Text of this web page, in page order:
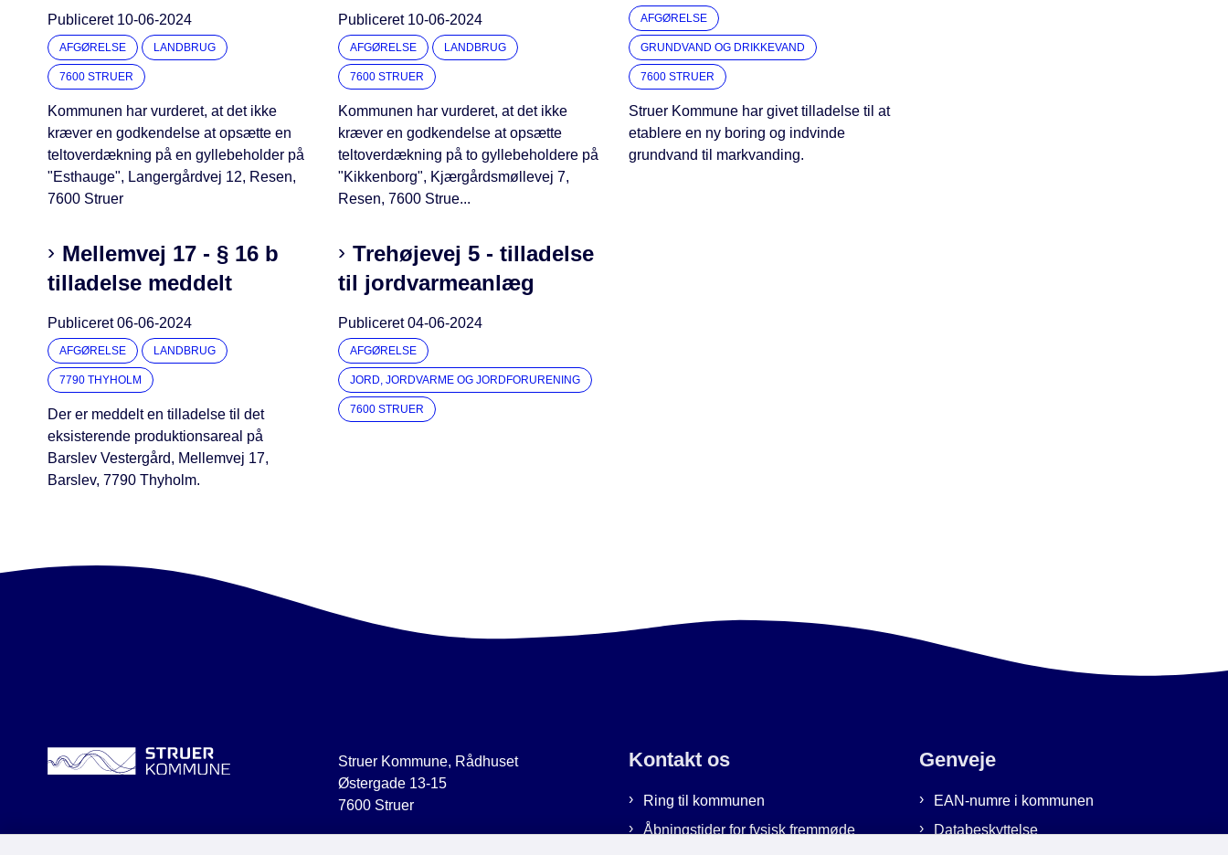
Publiceret 10-06-2024
AFGØRELSE LANDBRUG
7600 STRUER
Kommunen har vurderet, at det ikke
kræver en godkendelse at opsætte en
teltoverdækning på en gyllebeholder på
"Esthauge", Langergårdvej 12, Resen,
7600 Struer
Publiceret 10-06-2024
AFGØRELSE LANDBRUG
7600 STRUER
Kommunen har vurderet, at det ikke
kræver en godkendelse at opsætte
teltoverdækning på to gyllebeholdere på
"Kikkenborg", Kjærgårdsmøllevej 7,
Resen, 7600 Strue...
AFGØRELSE
GRUNDVAND OG DRIKKEVAND
7600 STRUER
Struer Kommune har givet tilladelse til at
etablere en ny boring og indvinde
grundvand til markvanding.
Mellemvej 17 - § 16 b
tilladelse meddelt
Publiceret06-06-2024
AFGØRELSE LANDBRUG
7790 THYHOLM
Der er meddelt en tilladelse til det
eksisterende produktionsareal på
Barslev Vestergård, Mellemvej 17,
Barslev, 7790 Thyholm.
Trehøjevej 5 - tilladelse
til jordvarmeanlæg
Publiceret04-06-2024
AFGØRELSE
JORD, JORDVARME OG JORDFORURENING
7600 STRUER
Struer Kommune, Rådhuset
Østergade 13-15
7600 Struer
Kontakt os
Ring til kommunen
Åbningstider for fysisk fremmøde
Genveje
EAN-numre i kommunen
Databeskyttelse